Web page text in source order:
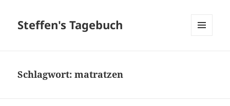
Steffen's Tagebuch
Schlagwort:matratzen